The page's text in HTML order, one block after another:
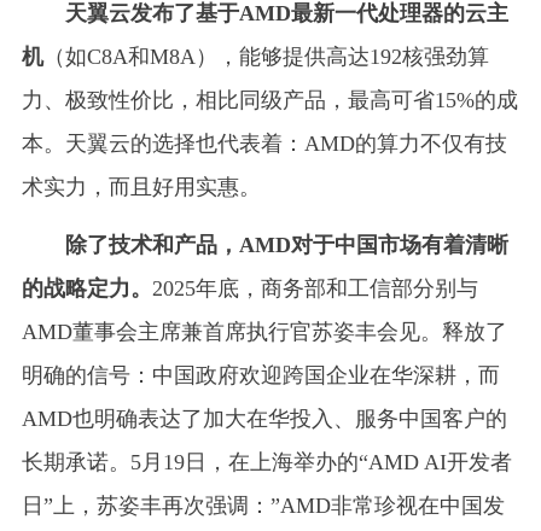
天翼云发布了基于AMD最新一代处理器的云主
机（如C8A和M8A），能够提供高达192核强劲算
力、极致性价比，相比同级产品，最高可省15%的成
本。天翼云的选择也代表着：AMD的算力不仅有技
术实力，而且好用实惠。
除了技术和产品，AMD对于中国市场有着清晰
的战略定力。 2025年底，商务部和工信部分别与
AMD董事会主席兼首席执行官苏姿丰会见。释放了
明确的信号：中国政府欢迎跨国企业在华深耕，而
AMD也明确表达了加大在华投入、服务中国客户的
长期承诺。5月19日，在上海举办的“AMD AI开发者
日”上，苏姿丰再次强调：”AMD非常珍视在中国发